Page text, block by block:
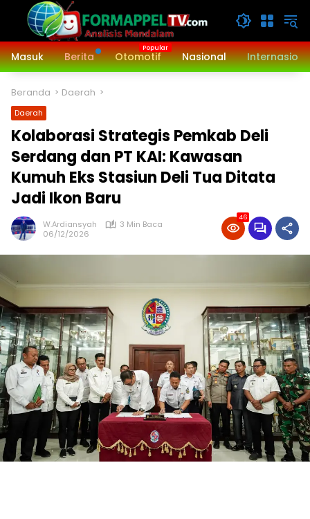
Langsung
konten
Masuk
Berita Otomotif Nasional
Beranda Daerah
Daerah
‎Kolaborasi Strategis Pemkab Deli
Serdang dan PT KAI: Kawasan
Kumuh Eks Stasiun Deli Tua Ditata
Jadi Ikon Baru
W.Ardiansyah
3 Min Baca
06/12/2026
46